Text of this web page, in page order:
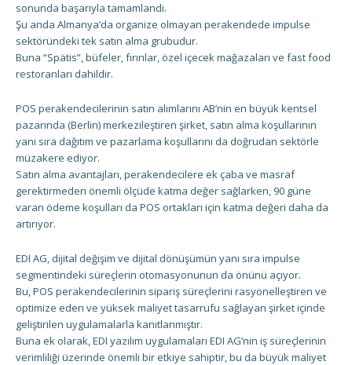
sonunda başarıyla tamamlandı.
Şu anda Almanya’da organize olmayan perakendede impulse
sektöründeki tek satın alma grubudur.
Buna “Spätis”, büfeler, fırınlar, özel içecek mağazaları ve fast food
restoranları dahildir.
POS perakendecilerinin satın alımlarını AB’nin en büyük kentsel
pazarında (Berlin) merkezileştiren şirket, satın alma koşullarının
yanı sıra dağıtım ve pazarlama koşullarını da doğrudan sektörle
müzakere ediyor.
Satın alma avantajları, perakendecilere ek çaba ve masraf
gerektirmeden önemli ölçüde katma değer sağlarken, 90 güne
varan ödeme koşulları da POS ortakları için katma değeri daha da
artırıyor.
EDI AG, dijital değişim ve dijital dönüşümün yanı sıra impulse
segmentindeki süreçlerin otomasyonunun da önünü açıyor.
Bu, POS perakendecilerinin sipariş süreçlerini rasyonelleştiren ve
optimize eden ve yüksek maliyet tasarrufu sağlayan şirket içinde
geliştirilen uygulamalarla kanıtlanmıştır.
Buna ek olarak, EDI yazılım uygulamaları EDI AG’nin iş süreçlerinin
verimliliği üzerinde önemli bir etkiye sahiptir, bu da büyük maliyet